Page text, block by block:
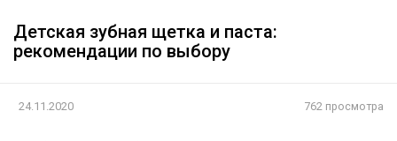
Детская зубная щетка и паста:
рекомендации по выбору
762 просмотра
24.11.2020